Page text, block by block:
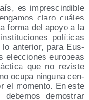
es impres­cin­di­ble
cla­ro cuá­les
for­ma del apo­yo a la
polí­ti­cas
ante­rior, para Eus­
elec­cio­nes euro­peas
que no revis­te
ocu­pa nin­gu­na cen­
el momen­to. En este
demos­trar